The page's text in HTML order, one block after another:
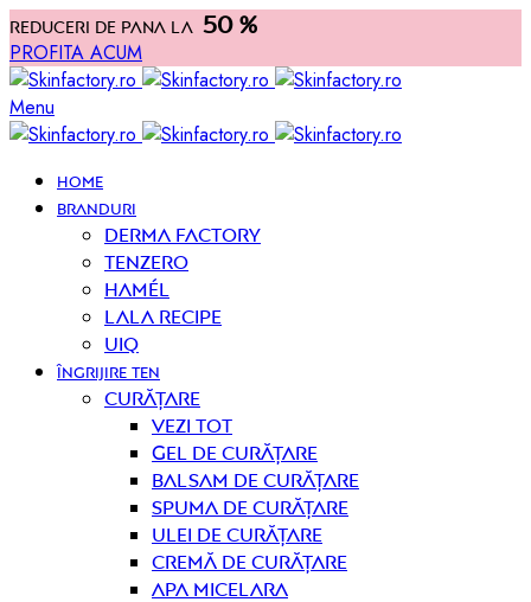
Reduceri de pana la 50 %
PROFITA ACUM
Menu
HOME
BRANDURI
Derma Factory
Tenzero
Hamél
Lala Recipe
UIQ
ÎNGRIJIRE TEN
curățare
Vezi tot
Gel de curățare
Balsam de curățare
Spuma de curățare
Ulei de curățare
Cremă de curățare
Apa micelara